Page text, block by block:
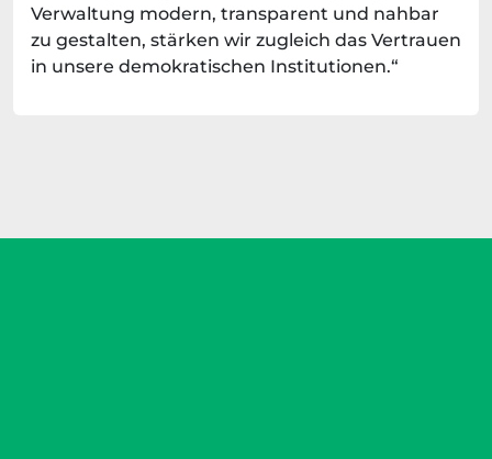
Verwaltung modern, transparent und nahbar
zu gestalten, stärken wir zugleich das Vertrauen
in unsere demokratischen Institutionen.“